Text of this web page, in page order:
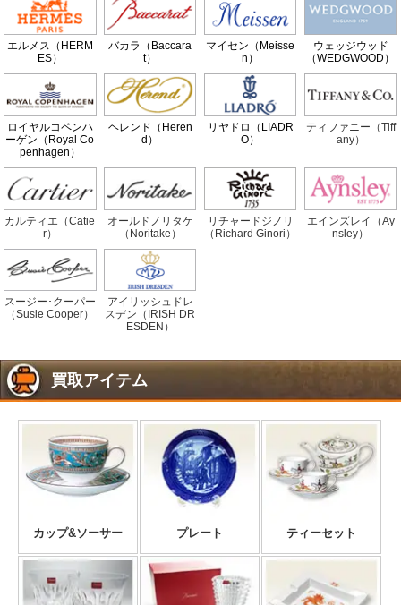
エルメス（HERM
ES）
バカラ（Baccara
t）
マイセン（Meisse
n）
ウェッジウッド
（WEDGWOOD）
ロイヤルコペンハ
ーゲン（Royal Co
penhagen）
ヘレンド（Heren
d）
リヤドロ（LIADR
O）
ティファニー（Tiff
any）
カルティエ（Catie
r）
オールドノリタケ
（Noritake）
リチャードジノリ
（Richard Ginori）
エインズレイ（Ay
nsley）
スージー･クーパー
（Susie Cooper）
アイリッシュドレ
スデン（IRISH DR
ESDEN）
買取アイテム
カップ&ソーサー プレート ティーセット